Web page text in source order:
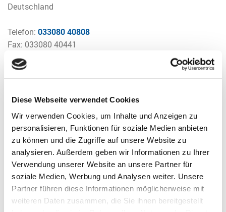
Diese Webseite verwendet Cookies
Wir verwenden Cookies, um Inhalte und Anzeigen zu
personalisieren, Funktionen für soziale Medien anbieten
zu können und die Zugriffe auf unsere Website zu
analysieren. Außerdem geben wir Informationen zu Ihrer
Verwendung unserer Website an unsere Partner für
soziale Medien, Werbung und Analysen weiter. Unsere
Partner führen diese Informationen möglicherweise mit
weiteren Daten zusammen, die Sie ihnen bereitgestellt
Deutschland
Telefon: 033080 40808
Fax: 033080 40441
E-Mail:
Wir haben gute Nachrichten!
Unser Tierheim ist ab dem 01.06.2024 mit zwei Buslinien
direkt erreichbar. Die Haltestelle Tornow - Tierheim wird mit
den Bus-Linien 838 und 854 bedient.
Hinweis des Verkehrsbetriebes: Bitte beachten Sie, dass
diese Haltestellen zunächst temporär bis zum 31.12.2024
eingerichtet sind, um das Nutzungsverhalten zu
bestimmen.
Das Team des Tierheim Tornow